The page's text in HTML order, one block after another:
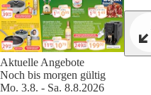
Aktuelle Angebote
Noch bis morgen gültig
Mo. 3.8. - Sa. 8.8.2026